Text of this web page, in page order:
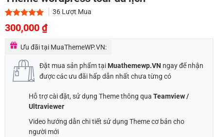
5.00trên 5
dựa trên
2
36Lượt Mua
Giá
gốc
là:
700,000 ₫.
300,000 ₫Giá
tại
là:
300,000 ₫.
Ưu đãi tại MuaThemeWP.VN:
Đặt mua sản phẩm tại Muathemewp.VN ngay để nhận
được các ưu đãi hấp dẫn nhất chưa từng có
Hỗ trợ cài đặt, sử dụng Theme thông qua Teamview /
Ultraviewer
Video hướng dẫn chi tiết sử dụng Theme cơ bản cho
người mới